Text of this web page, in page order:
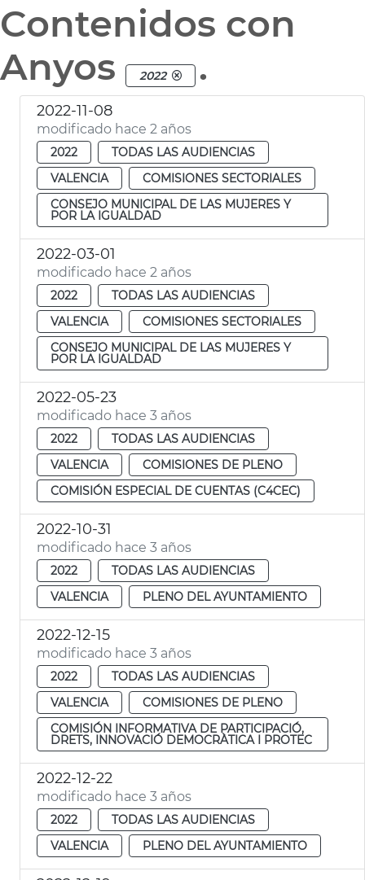
Contenidos con
Anyos
2022 .
2022-11-08
modificado hace 2 años
2022
TODAS LAS AUDIENCIAS
VALENCIA
COMISIONES SECTORIALES
CONSEJO MUNICIPAL DE LAS MUJERES Y
POR LA IGUALDAD
2022-03-01
modificado hace 2 años
2022
TODAS LAS AUDIENCIAS
VALENCIA
COMISIONES SECTORIALES
CONSEJO MUNICIPAL DE LAS MUJERES Y
POR LA IGUALDAD
2022-05-23
modificado hace 3 años
2022
TODAS LAS AUDIENCIAS
VALENCIA
COMISIONES DE PLENO
COMISIÓN ESPECIAL DE CUENTAS (C4CEC)
2022-10-31
modificado hace 3 años
2022
TODAS LAS AUDIENCIAS
VALENCIA
PLENO DEL AYUNTAMIENTO
2022-12-15
modificado hace 3 años
2022
TODAS LAS AUDIENCIAS
VALENCIA
COMISIONES DE PLENO
COMISIÓN INFORMATIVA DE PARTICIPACIÓ,
DRETS, INNOVACIÓ DEMOCRÀTICA I PROTEC
2022-12-22
modificado hace 3 años
2022
TODAS LAS AUDIENCIAS
VALENCIA
PLENO DEL AYUNTAMIENTO